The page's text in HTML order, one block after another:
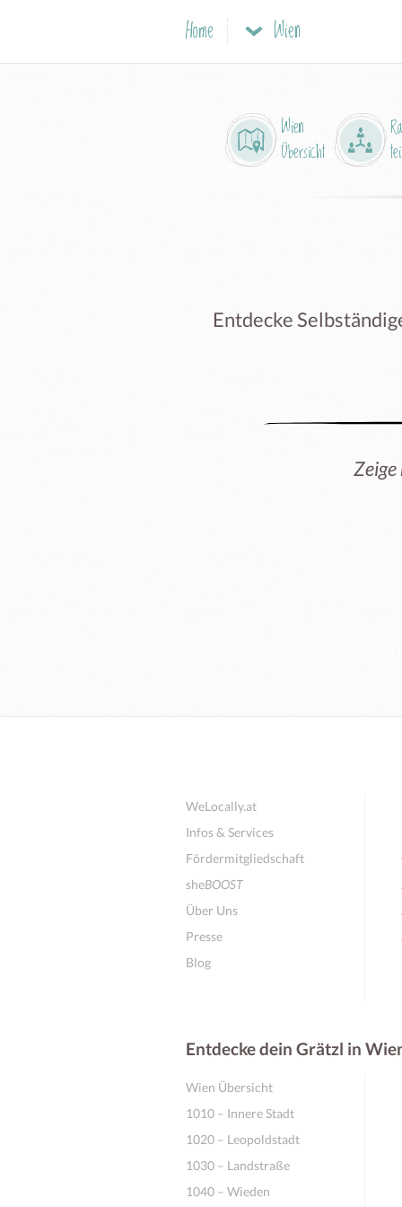
Home Wien
Wien
Übersicht
Entdecke
WeLocally.at
Infos & Services
Fördermitgliedschaft
sheBOOST
Über Uns
Presse
Blog
Entdecke dein Grätzl in
Wien Übersicht
1010 – Innere Stadt
1020 – Leopoldstadt
1030 – Landstraße
1040 – Wieden